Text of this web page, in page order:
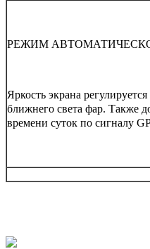
РЕЖИМ
Яркость экрана
ближнего света фар. Также
времени суток по сигналу